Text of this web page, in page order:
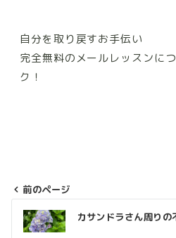
自分を取り戻すお手伝い
完全無料のメールレッスンに
ク！
投
前のページ
カサンドラさん周り